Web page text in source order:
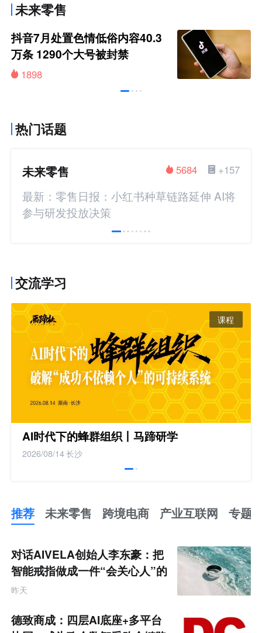
未来零售
抖音7月处置色情低俗内容40.3
万条 1290个大号被封禁
1898
热门话题
未来零售 +157
5684
最新：零售日报：小红书种草链路延伸 AI将
参与研发投放决策
交流学习
课程
AI时代下的蜂群组织丨马蹄研学
2026/08/14长沙
推荐 未来零售 跨境电商 产业互联网 专题
来
零
售
跨
境
商
产
对话AIVELA创始人李东豪：把
智能戒指做成一件“会关心人”的
饰品
昨天
德致商成：四层AI底座+多平台